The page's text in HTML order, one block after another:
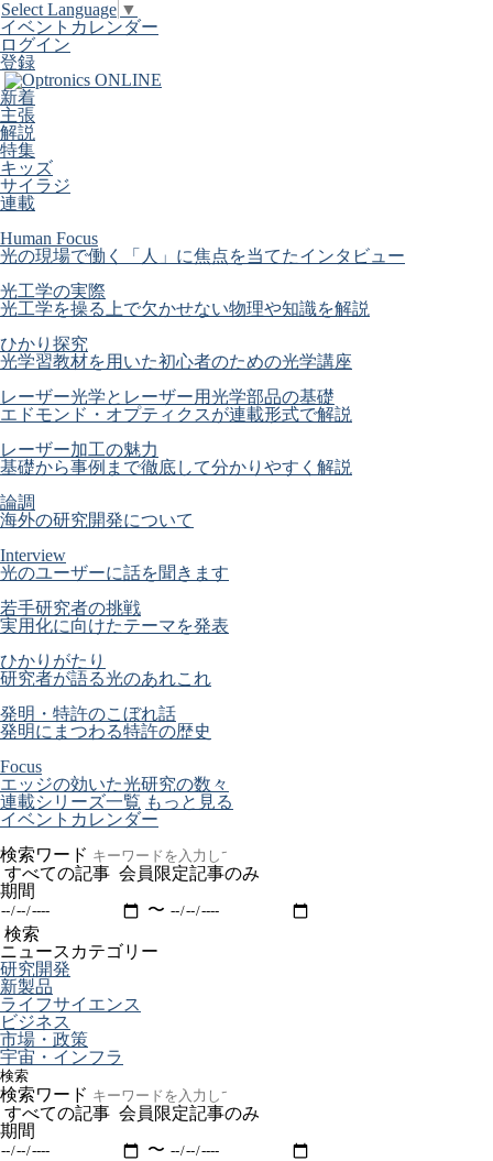
Select Language ▼
イベントカレンダー
ログイン
登録
新着
主張
解説
特集
キッズ
サイラジ
連載
Human Focus
光の現場で働く「人」に焦点を当てたインタビュー
光工学の実際
光工学を操る上で欠かせない物理や知識を解説
ひかり探究
光学習教材を用いた初心者のための光学講座
レーザー光学とレーザー用光学部品の基礎
エドモンド・オプティクスが連載形式で解説
レーザー加工の魅力
基礎から事例まで徹底して分かりやすく解説
論調
海外の研究開発について
Interview
光のユーザーに話を聞きます
若手研究者の挑戦
実用化に向けたテーマを発表
ひかりがたり
研究者が語る光のあれこれ
発明・特許のこぼれ話
発明にまつわる特許の歴史
Focus
エッジの効いた光研究の数々
連載シリーズ一覧 もっと見る
イベントカレンダー
検索ワード
すべての記事 会員限定記事のみ
期間
〜
検索
ニュースカテゴリー
研究開発
新製品
ライフサイエンス
ビジネス
市場・政策
宇宙・インフラ
検索
検索ワード
すべての記事 会員限定記事のみ
期間
〜